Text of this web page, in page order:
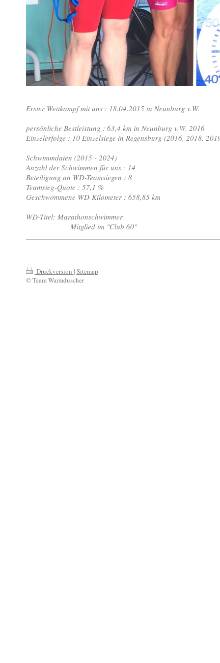
Erster Wettkampf mit uns : 18.04.2015 in Neunburg v.W.
persönliche Bestleistung : 63,4 km in Neunburg v.W. 2016
Einzelerfolge : 10 Einzelsiege in Regensburg (2016, 2018,
Schwimmdaten (2015 - 2024)
Anzahl der Schwimmen für uns : 14
Beteiligung an WD-Teamsiegen : 8
Teamsieg-Quote : 57,1 %
Geschwommene WD-Kilometer : 658,85 km
WD-Titel: Marathonschwimmer
Mitglied im "Club 60"
Druckversion | Sitemap
© Team Warmduscher